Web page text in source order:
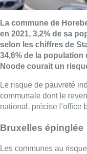
La commune de
en 2021, 3,2% de sa
selon les chiffres de
34,6% de la
Noode courait un
Le risque de pauvreté
communale dont le
national, précise l’office
Bruxelles épinglée
Les communes au